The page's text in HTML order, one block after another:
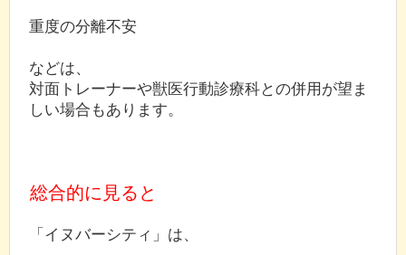
重度の分離不安
などは、
対面トレーナーや獣医行動診療科との併用が望ま
しい場合もあります。
総合的に見ると
「イヌバーシティ」は、